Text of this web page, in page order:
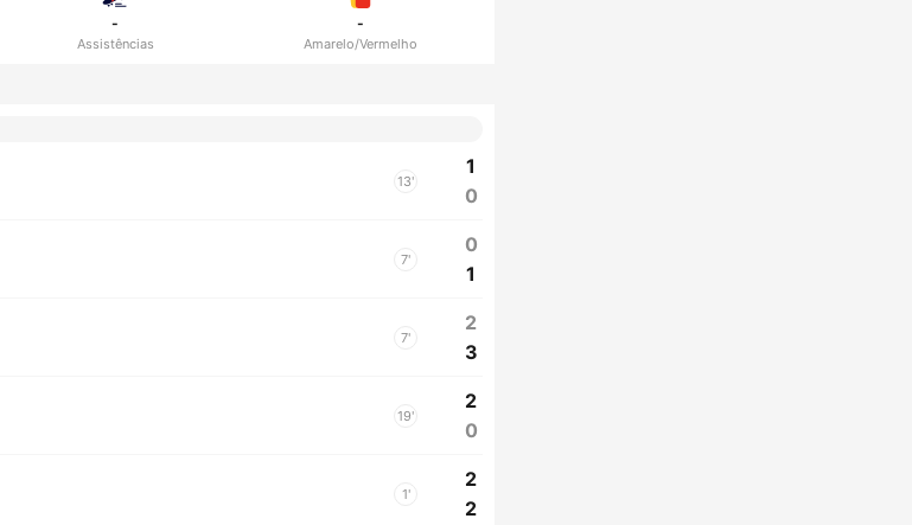
-
Assistências
-
Amarelo/Vermelho
13'
1
0
7'
0
1
7'
2
3
19'
2
0
1'
2
2